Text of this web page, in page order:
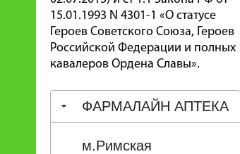
15.01.1993 N 4301-1 «О статусе
Героев Советского Союза, Героев
Российской Федерации и полных
кавалеров Ордена Славы».
ФАРМАЛАЙН АПТЕКА
м.Римская